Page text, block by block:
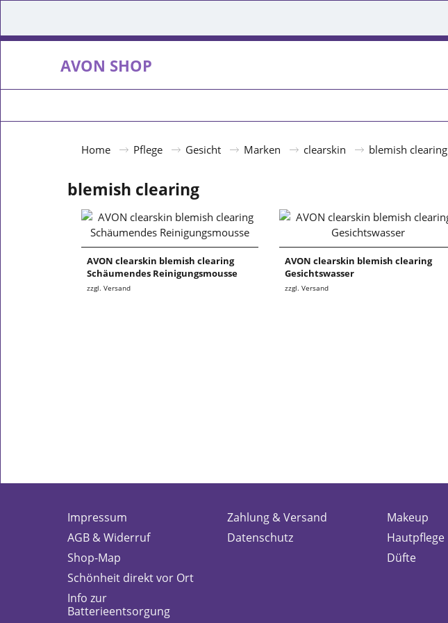
AVON SHOP
Home Pflege Gesicht Marken clearskin blemish clearing
blemish clearing
AVON clearskin blemish clearing
Schäumendes Reinigungsmousse
zzgl. Versand
AVON clearskin blemish clearing
Gesichtswasser
zzgl. Versand
Impressum
AGB & Widerruf
Shop-Map
Schönheit direkt vor Ort
Info zur
Batterieentsorgung
Zahlung & Versand
Datenschutz
Makeup
Hautpflege
Düfte